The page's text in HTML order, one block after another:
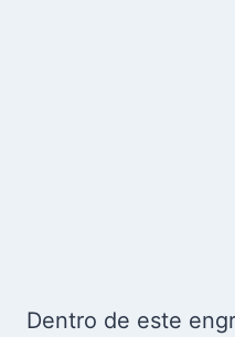
Dentro de este